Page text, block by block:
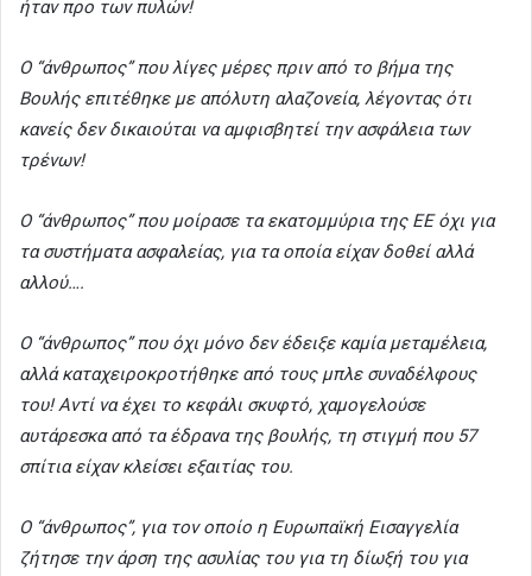
ήταν προ των πυλών!
Ο “άνθρωπος” που λίγες μέρες πριν από το βήμα της
Βουλής επιτέθηκε με απόλυτη αλαζονεία, λέγοντας ότι
κανείς δεν δικαιούται να αμφισβητεί την ασφάλεια των
τρένων!
Ο “άνθρωπος” που μοίρασε τα εκατομμύρια της ΕΕ όχι για
τα συστήματα ασφαλείας, για τα οποία είχαν δοθεί αλλά
αλλού….
Ο “άνθρωπος” που όχι μόνο δεν έδειξε καμία μεταμέλεια,
αλλά καταχειροκροτήθηκε από τους μπλε συναδέλφους
του! Αντί να έχει το κεφάλι σκυφτό, χαμογελούσε
αυτάρεσκα από τα έδρανα της βουλής, τη στιγμή που 57
σπίτια είχαν κλείσει εξαιτίας του.
Ο “άνθρωπος”, για τον οποίο η Ευρωπαϊκή Εισαγγελία
ζήτησε την άρση της ασυλίας του για τη δίωξή του για